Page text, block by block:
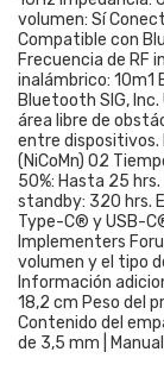
volumen: Sí
Compatible con
Frecuencia de RF
inalámbrico: 10m1
Bluetooth SIG, Inc.
área libre de
entre dispositivos.
(NiCoMn) O2
50%: Hasta 25
standby: 320 hrs.
Type-C® y USB-
Implementers
volumen y el tipo
Información
18,2 cm Peso del
Contenido del
de 3,5 mm |